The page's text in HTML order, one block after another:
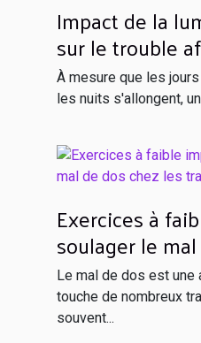
Impact de la
sur le trouble
saisonnier
À mesure que les
les nuits s'allongent,
Exercices à
soulager le
les travailleurs
Le mal de dos est
touche de nombreux
souvent...